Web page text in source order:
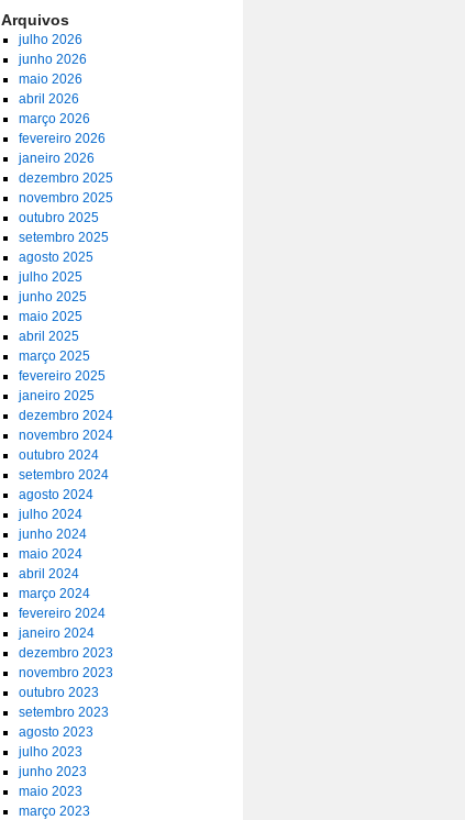
Arquivos
julho 2026
junho 2026
maio 2026
abril 2026
março 2026
fevereiro 2026
janeiro 2026
dezembro 2025
novembro 2025
outubro 2025
setembro 2025
agosto 2025
julho 2025
junho 2025
maio 2025
abril 2025
março 2025
fevereiro 2025
janeiro 2025
dezembro 2024
novembro 2024
outubro 2024
setembro 2024
agosto 2024
julho 2024
junho 2024
maio 2024
abril 2024
março 2024
fevereiro 2024
janeiro 2024
dezembro 2023
novembro 2023
outubro 2023
setembro 2023
agosto 2023
julho 2023
junho 2023
maio 2023
março 2023